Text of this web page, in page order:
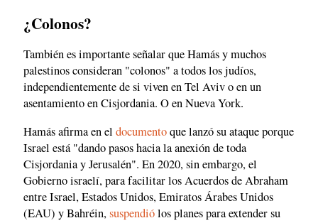
¿Colonos?
También es importante señalar que Hamás y muchos
palestinos consideran "colonos" a todos los judíos,
independientemente de si viven en Tel Aviv o en un
asentamiento en Cisjordania. O en Nueva York.
Hamás afirma en el documentoque lanzó su ataque porque
Israel está "dando pasos hacia la anexión de toda
Cisjordania y Jerusalén". En 2020, sin embargo, el
Gobierno israelí, para facilitar los Acuerdos de Abraham
entre Israel, Estados Unidos, Emiratos Árabes Unidos
(EAU) y Bahréin,suspendiólos planes para extender su